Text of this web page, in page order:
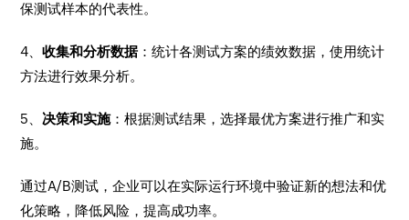
保测试样本的代表性。
4、收集和分析数据 ：统计各测试方案的绩效数据，使用统计
方法进行效果分析。
5、决策和实施：根据测试结果，选择最优方案进行推广和实
施。
通过A/B测试，企业可以在实际运行环境中验证新的想法和优
化策略，降低风险，提高成功率。